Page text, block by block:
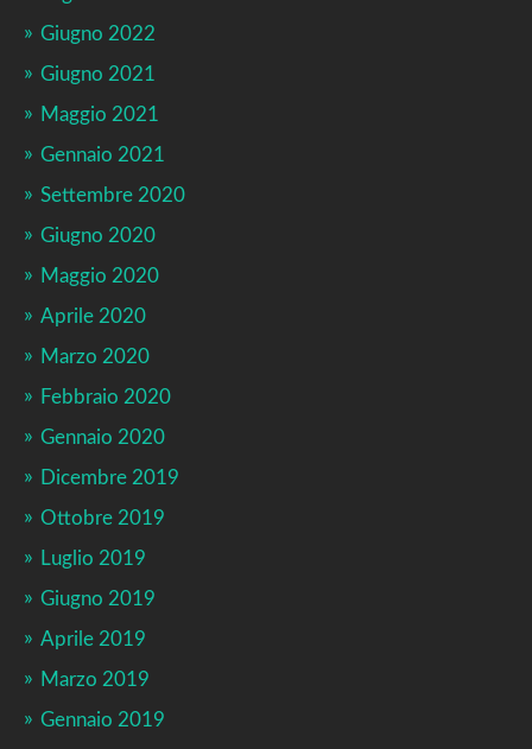
Giugno 2022
Giugno 2021
Maggio 2021
Gennaio 2021
Settembre 2020
Giugno 2020
Maggio 2020
Aprile 2020
Marzo 2020
Febbraio 2020
Gennaio 2020
Dicembre 2019
Ottobre 2019
Luglio 2019
Giugno 2019
Aprile 2019
Marzo 2019
Gennaio 2019